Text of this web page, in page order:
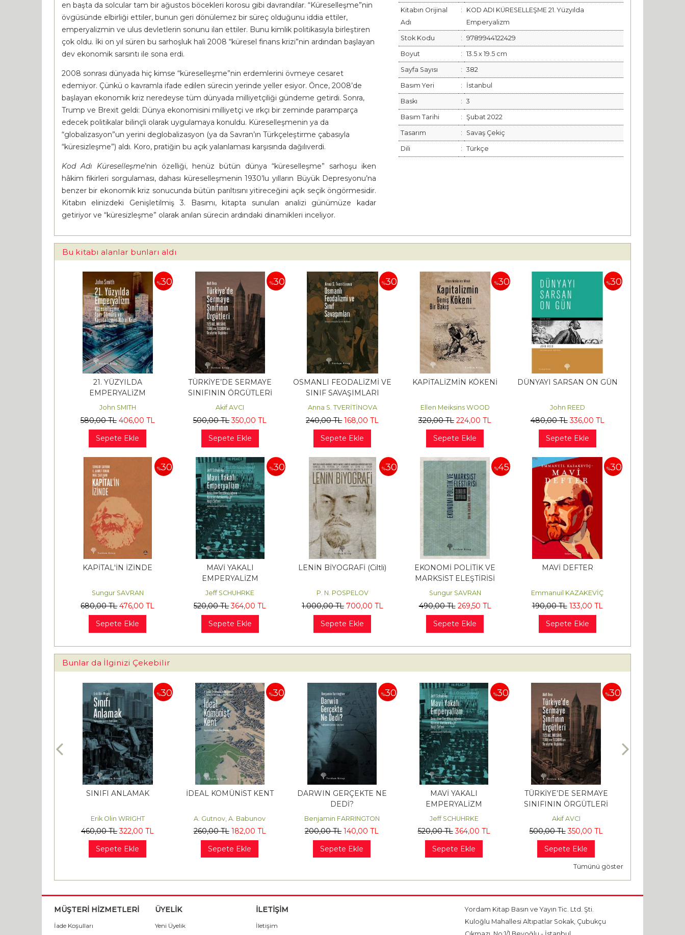
en başta da solcular tam bir ağustos böcekleri korosu gibi davrandılar. “Küreselleşme”nin
övgüsünde elbirliği ettiler, bunun geri dönülemez bir süreç olduğunu iddia ettiler,
emperyalizmin ve ulus devletlerin sonunu ilan ettiler. Bunu kimlik politikasıyla birleştiren
çok oldu. İki on yıl süren bu sarhoşluk hali 2008 “küresel finans krizi”nin ardından başlayan
dev ekonomik sarsıntı ile sona erdi.
2008 sonrası dünyada hiç kimse “küreselleşme”nin erdemlerini övmeye cesaret
edemiyor. Çünkü o kavramla ifade edilen sürecin yerinde yeller esiyor. Önce, 2008’de
başlayan ekonomik kriz neredeyse tüm dünyada milliyetçiliği gündeme getirdi. Sonra,
Trump ve Brexit geldi: Dünya ekonomisini milliyetçi ve ırkçı bir zeminde paramparça
edecek politikalar bilinçli olarak uygulamaya konuldu. Küreselleşmenin ya da
“globalizasyon”un yerini deglobalizasyon (ya da Savran’ın Türkçeleştirme çabasıyla
“küresizleşme”) aldı. Koro, pratiğin bu açık yalanlaması karşısında dağılıverdi.
Kod Adı Küreselleşme’nin özelliği, henüz bütün dünya “küreselleşme” sarhoşu iken
hâkim fikirleri sorgulaması, dahası küreselleşmenin 1930’lu yılların Büyük Depresyonu’na
benzer bir ekonomik kriz sonucunda bütün parıltısını yitireceğini açık seçik öngörmesidir.
Kitabın elinizdeki Genişletilmiş 3. Basımı, kitapta sunulan analizi günümüze kadar
getiriyor ve “küresizleşme” olarak anılan sürecin ardındaki dinamikleri inceliyor.
Kitabın Orijinal
Adı
:
KOD ADI KÜRESELLEŞME 21. Yüzyılda
Emperyalizm
Stok Kodu : 9789944122429
Boyut : 13.5 x 19.5 cm
Sayfa Sayısı : 382
Basım Yeri : İstanbul
Baskı : 3
Basım Tarihi : Şubat 2022
Tasarım : Savaş Çekiç
Dili : Türkçe
Bu kitabı alanlar bunları aldı
%30
21. YÜZYILDA
EMPERYALİZM
John SMITH
580,00TL 406,00 TL
Sepete Ekle
%30
TÜRKİYE’DE SERMAYE
SINIFININ ÖRGÜTLERİ
Akif AVCI
500,00TL 350,00 TL
Sepete Ekle
%30
OSMANLI FEODALİZMİ VE
SINIF SAVAŞIMLARI
Anna S. TVERİTİNOVA
240,00TL 168,00 TL
Sepete Ekle
%30
KAPİTALİZMİN KÖKENİ
Ellen Meiksins WOOD
320,00TL 224,00 TL
Sepete Ekle
%30
DÜNYAYI SARSAN ON GÜN
John REED
480,00TL 336,00 TL
Sepete Ekle
%30
KAPİTAL'İN İZİNDE
Sungur SAVRAN
680,00TL 476,00 TL
Sepete Ekle
%30
MAVİ YAKALI
EMPERYALİZM
Jeff SCHUHRKE
520,00TL 364,00 TL
Sepete Ekle
%30
LENİN BİYOGRAFİ (Ciltli)
P. N. POSPELOV
1.000,00TL 700,00 TL
Sepete Ekle
%45
EKONOMİ POLİTİK VE
MARKSİST ELEŞTİRİSİ
Sungur SAVRAN
490,00TL 269,50 TL
Sepete Ekle
%30
MAVİ DEFTER
Emmanuil KAZAKEVİÇ
190,00TL 133,00 TL
Sepete Ekle
Bunlar da İlginizi Çekebilir
%30
SINIFI ANLAMAK
Erik Olin WRIGHT
460,00TL 322,00 TL
Sepete Ekle
%30
İDEAL KOMÜNİST KENT
A. Gutnov, A. Babunov
260,00TL 182,00 TL
Sepete Ekle
%30
DARWIN GERÇEKTE NE
DEDİ?
Benjamin FARRINGTON
200,00TL 140,00 TL
Sepete Ekle
%30
MAVİ YAKALI
EMPERYALİZM
Jeff SCHUHRKE
520,00TL 364,00 TL
Sepete Ekle
%30
TÜRKİYE’DE SERMAYE
SINIFININ ÖRGÜTLERİ
Akif AVCI
500,00TL 350,00 TL
Sepete Ekle
Tümünü göster
MÜŞTERİ HİZMETLERİ
İade Koşulları
ÜYELİK
Yeni Üyelik
İLETİŞİM
İletişim
Yordam Kitap Basın ve Yayın Tic. Ltd. Şti.
Kuloğlu Mahallesi Altıpatlar Sokak, Çubukçu